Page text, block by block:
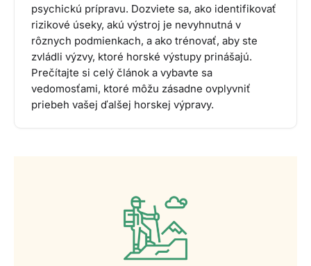
psychickú prípravu. Dozviete sa, ako identifikovať
rizikové úseky, akú výstroj je nevyhnutná v
rôznych podmienkach, a ako trénovať, aby ste
zvládli výzvy, ktoré horské výstupy prinášajú.
Prečítajte si celý článok a vybavte sa
vedomosťami, ktoré môžu zásadne ovplyvniť
priebeh vašej ďalšej horskej výpravy.